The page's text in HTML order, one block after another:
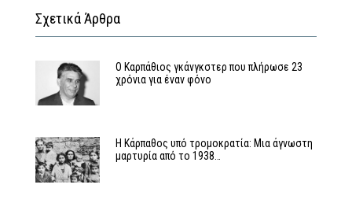
Σχετικά Άρθρα
Ο Καρπάθιος γκάνγκστερ που πλήρωσε 23
χρόνια για έναν φόνο
Η Κάρπαθος υπό τρομοκρατία: Μια άγνωστη
μαρτυρία από το 1938…